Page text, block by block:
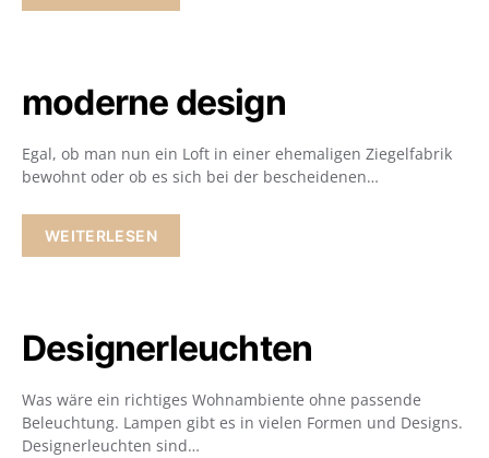
moderne design
Egal, ob man nun ein Loft in einer ehemaligen Ziegelfabrik
bewohnt oder ob es sich bei der bescheidenen…
WEITERLESEN
Designerleuchten
Was wäre ein richtiges Wohnambiente ohne passende
Beleuchtung. Lampen gibt es in vielen Formen und Designs.
Designerleuchten sind…